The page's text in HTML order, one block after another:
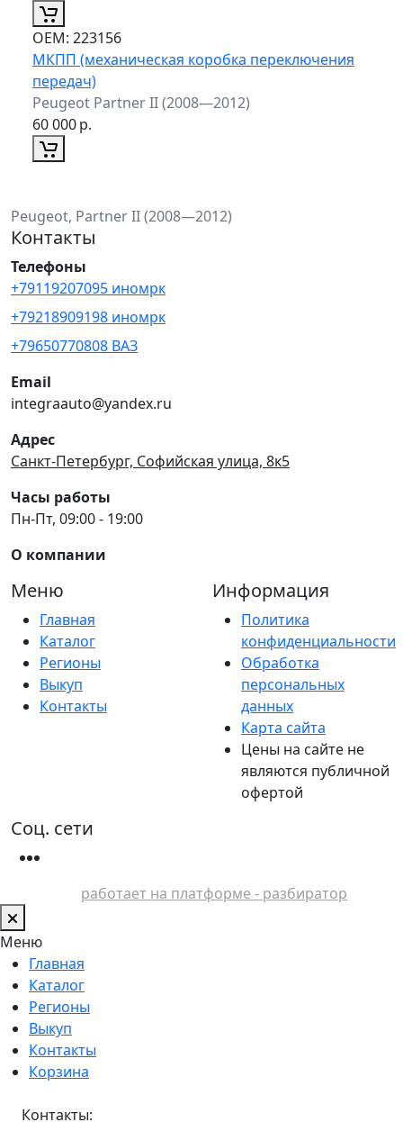
ОЕМ: 223156
МКПП (механическая коробка переключения
передач)
Peugeot Partner II (2008—2012)
60 000р.
Peugeot, Partner II (2008—2012)
Контакты
Телефоны
+79119207095 иномрк
+79218909198 иномрк
+79650770808 ВАЗ
Email
integraauto@yandex.ru
Адрес
Санкт-Петербург, Софийская улица, 8к5
Часы работы
Пн-Пт, 09:00 - 19:00
О компании
Меню
Главная
Каталог
Регионы
Выкуп
Контакты
Информация
Политика
конфиденциальности
Обработка
персональных
данных
Карта сайта
Цены на сайте не
являются публичной
офертой
Соц. сети
работает на платформе - разбиратор
Меню
Главная
Каталог
Регионы
Выкуп
Контакты
Корзина
Контакты: